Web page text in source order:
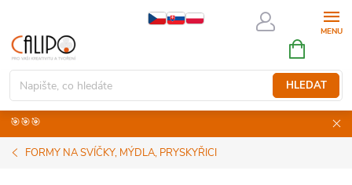
obsah
HLEDAT
NÁKUPNÍ
KOŠÍK
🎯🎯🎯
FORMY NA SVÍČKY, MÝDLA, PRYSKYŘICI